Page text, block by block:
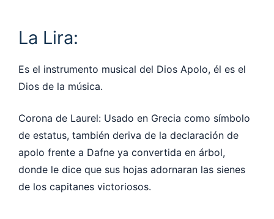
La Lira:
Es el instrumento musical del Dios Apolo, él es el
Dios de la música.
Corona de Laurel: Usado en Grecia como símbolo
de estatus, también deriva de la declaración de
apolo frente a Dafne ya convertida en árbol,
donde le dice que sus hojas adornaran las sienes
de los capitanes victoriosos.